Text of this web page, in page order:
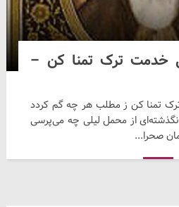
خدمت ترک تمنا کن –
تمنا کن ز مطلب هر چه گم کردد
از محمل لیلی چه می‌پرسی
صحرا...